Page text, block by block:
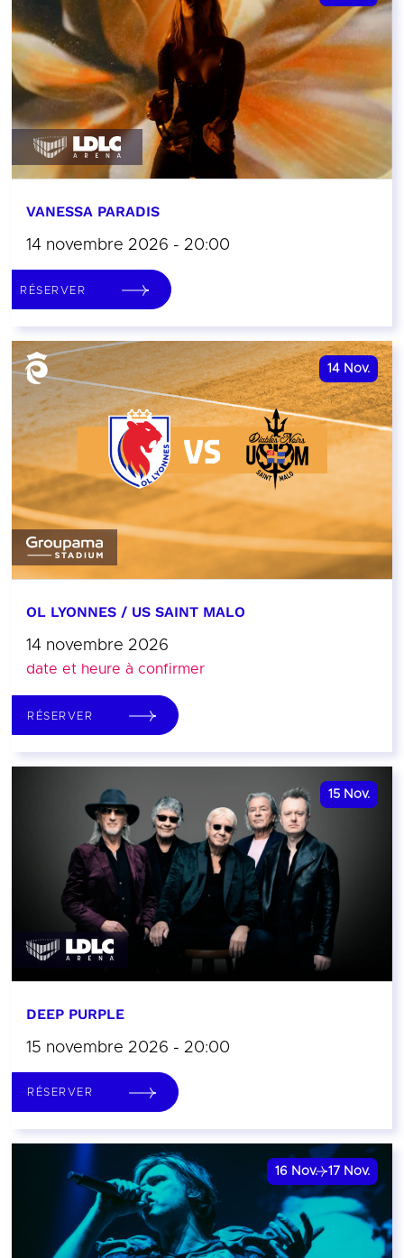
VANESSA PARADIS
14 novembre 2026 - 20:00
RÉSERVER
14 Nov.
OL LYONNES / US SAINT MALO
14 novembre 2026
date et heure à confirmer
RÉSERVER
15 Nov.
DEEP PURPLE
15 novembre 2026 - 20:00
RÉSERVER
16 Nov. 17 Nov.